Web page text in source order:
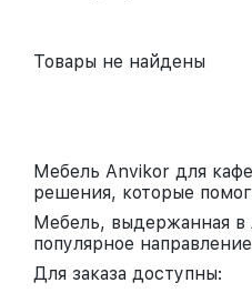
Товары не найдены
Мебель Anvikor для
решения, которые
Мебель, выдержанная в
популярное
Для заказа доступны: